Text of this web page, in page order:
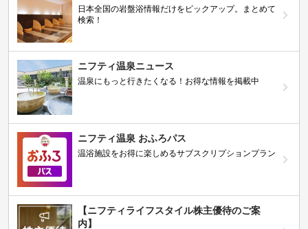
日本全国の岩盤浴情報だけをピックアップ。まとめて
検索！
ニフティ温泉ニュース
温泉にもっと行きたくなる！お得な情報を掲載中
ニフティ温泉 おふろパス
温浴施設をお得に楽しめるサブスクリプションプラン
【ニフティライフスタイル株主優待のご案
内】